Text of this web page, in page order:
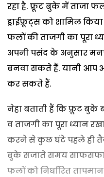
रहा है. फ्रूट बुके में ताजा
ड्राईफ्रूट्स को शामिल
फलों की ताजगी का पूरा
अपनी पसंद के अनुसार
बनवा सकते हैं. यानी आप
कर सकते हैं.
नेहा बताती हैं कि फ्रूट
व ताजगी का पूरा ध्यान
करने से कुछ घंटे पहले ही
बुके सजाते समय साफसफाई
फलों को निर्धारित